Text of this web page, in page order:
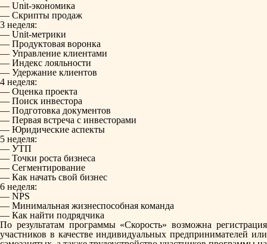
— Unit-экономика
— Скрипты продаж
3 неделя:
— Unit-метрики
— Продуктовая воронка
— Управление клиентами
— Индекс лояльности
— Удержание клиентов
4 неделя:
— Оценка проекта
— Поиск инвестора
— Подготовка документов
— Первая встреча с инвесторами
— Юридические аспекты
5 неделя:
— УТП
— Точки роста бизнеса
— Сегментирование
— Как начать свой бизнес
6 неделя:
— NPS
— Минимальная жизнеспособная команда
— Как найти подрядчика
По результатам программы «Скорость» возможна регистрация
участников в качестве индивидуальных предпринимателей или